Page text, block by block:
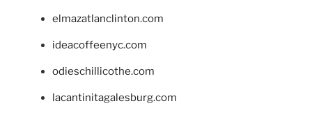
elmazatlanclinton.com
ideacoffeenyc.com
odieschillicothe.com
lacantinitagalesburg.com